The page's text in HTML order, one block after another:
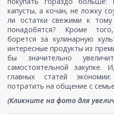
капусты, а кочан, не ложку
ли остатки свежими к
понадобятся? Кроме
борется за кулинарную
интересные продукты из
бы значительно
самостоятельной
главных статей
потратить на общение с
(Кликните на фото для